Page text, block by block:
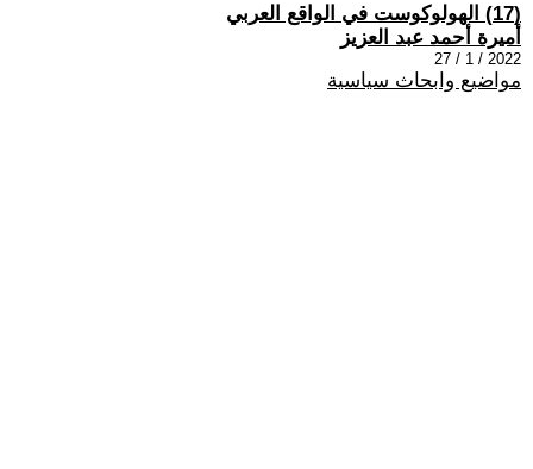
(17) الهولوكوست في الواقع العربي
أميرة أحمد عبد العزيز
2022 / 1 / 27
مواضيع وابحاث سياسية